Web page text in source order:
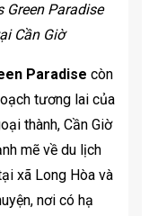
Paradise
Cần Giờ
Paradise còn
tương lai của
thành, Cần Giờ
mẽ về du lịch
xã Long Hòa và
nơi có hạ